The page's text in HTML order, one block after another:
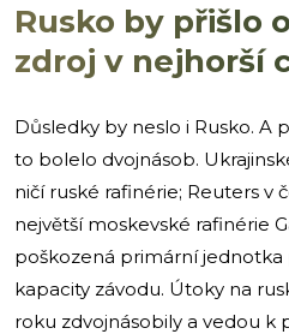
Rusko by přišlo
zdroj v nejhorší
Důsledky by neslo i Rusko. A
to bolelo dvojnásob.
ničí ruské rafinérie; Reuters v
největší moskevské rafinérie
poškozená primární jednotka
kapacity závodu. Útoky na
roku zdvojnásobily a vedou k